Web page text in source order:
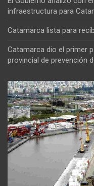
infraestructura para
Catamarca lista para
Catamarca dio el primer
provincial de prevención